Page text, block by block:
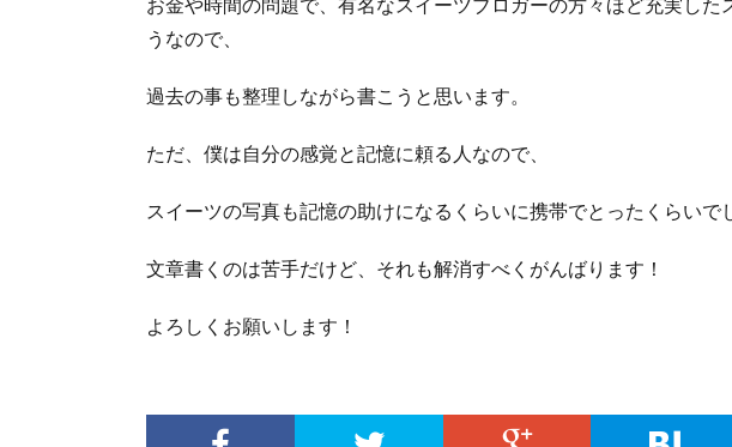
うなので、
過去の事も整理しながら書こうと思います。
ただ、僕は自分の感覚と記憶に頼る人なので、
スイーツの写真も記憶の助けになるくらいに携帯でとったくらいで
文章書くのは苦手だけど、それも解消すべくがんばります！
よろしくお願いします！